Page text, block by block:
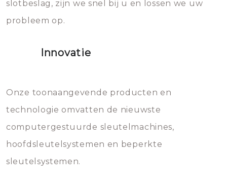
gevallen zult u schade aan de
sloten veroorzaken, waardoor
geheel vervangen moet worden.
mee, die u gemakkelijk kunt
vermijden.
slotbeslag, zijn we snel bij u en lossen we uw
probleem op.
Innovatie
Onze toonaangevende producten en
technologie omvatten de nieuwste
computergestuurde sleutelmachines,
hoofdsleutelsystemen en beperkte
sleutelsystemen.